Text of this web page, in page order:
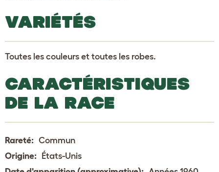
VARIÉTÉS
Toutes les couleurs et toutes les robes.
CARACTÉRISTIQUES
DE LA RACE
Rareté: Commun
Origine: États-Unis